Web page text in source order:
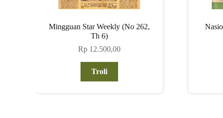
Mingguan Star Weekly (No 262,
Th 6)
Rp 12.500,00
Troli